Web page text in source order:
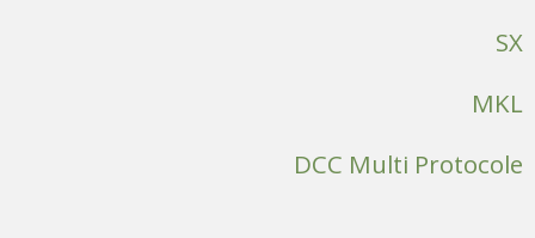
SX
MKL
DCC Multi Protocole